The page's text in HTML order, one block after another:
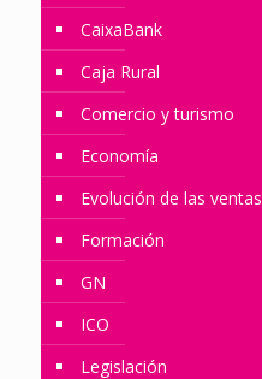
CaixaBank
Caja Rural
Comercio y turismo
Economía
Evolución de las ventas
Formación
GN
ICO
Legislación